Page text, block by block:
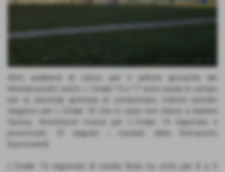
Altro weekend di calcio per il settore giovanile del
Monteruscello calcio. L´Under 15 e 17 sono scese in campo
per la seconda giornata di campionato, mentre esordio
negativo per L´Under 18 che in casa non riesce a battere
Savoia. Amichevoli invece per L´Under 14 regionale e
provinciale. Di seguito i risultati delle formazioni
biancoverdi:
L´Under 14 regionale di mister Ruta ha vinto per 8 a 0